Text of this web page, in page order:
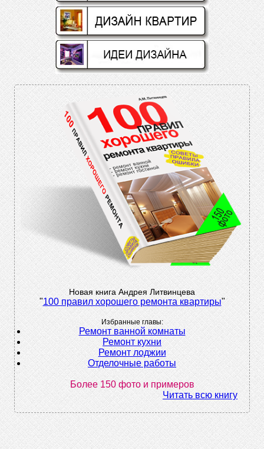
Новая книга Андрея Литвинцева
"100 правил хорошего ремонта квартиры"
Избранные главы:
Ремонт ванной комнаты
Ремонт кухни
Ремонт лоджии
Отделочные работы
Более 150 фото и примеров
Читать всю книгу